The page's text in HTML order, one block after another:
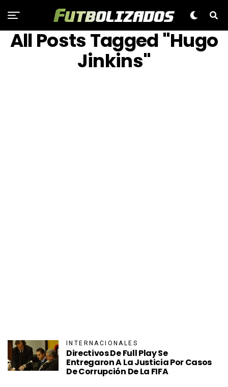
All Posts Tagged "Hugo
Jinkins"
INTERNACIONALES
Directivos De Full Play Se
Entregaron A La Justicia Por Casos
De Corrupción De La FIFA